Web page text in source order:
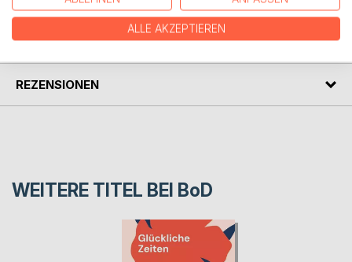
PRESSESTIMMEN
REZENSIONEN
WEITERE TITEL BEI BoD
ALLE AKZEPTIEREN